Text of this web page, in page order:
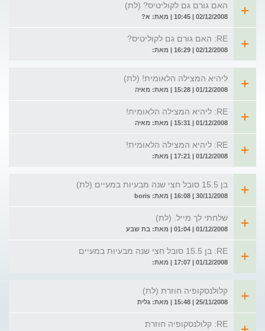
האם גורם גם לקוליטיס? (לת)
02/12/2008 | 10:45 | מאת: א?
RE: האם גורם גם לקוליטיס?
02/12/2008 | 16:29 | מאת:
ליהיא המצילה הלאומית! (לת)
01/12/2008 | 15:28 | מאת: מאיה
RE: ליהיא המצילה הלאומית!
01/12/2008 | 15:31 | מאת: מאיה
RE: ליהיא המצילה הלאומית!
01/12/2008 | 17:21 | מאת:
בן 15.5 סובל חצי שנה מבעיות במעיים (לת)
30/11/2008 | 16:08 | מאת: boris
שלחתי לך מייל. (לת)
01/12/2008 | 01:04 | מאת: בת שבע
RE: בן 15.5 סובל חצי שנה מבעיות במעיים
01/12/2008 | 17:07 | מאת:
קלולנסקופיה חוזרת (לת)
25/11/2008 | 15:48 | מאת: גלית
RE: קלולנסקופיה חוזרת